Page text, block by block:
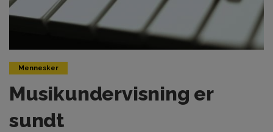
Mennesker
Musikundervisning er
sundt